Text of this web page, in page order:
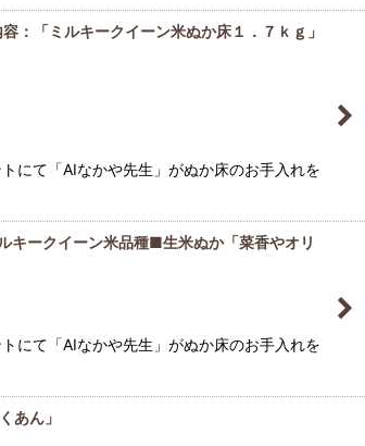
「ミルキークイーン米ぬか床１．７ｋｇ」
にて「AIなかや先生」がぬか床のお手入れを
ークイーン米品種■生米ぬか「菜香やオリ
にて「AIなかや先生」がぬか床のお手入れを
あん」